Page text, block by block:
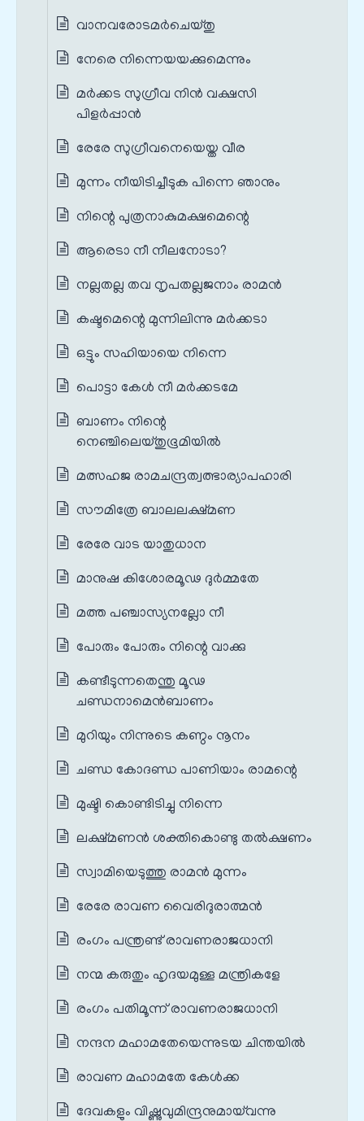
വാനവരോടമര്‍ചെയ്തു
നേരെ നിന്നെയയക്കുമെന്നും
മര്‍ക്കട സുഗ്രീവ നിൻ വക്ഷസി
പിളര്‍പ്പാൻ
രേരേ സുഗ്രീവനെയെയ്ത വീര
മുന്നം നീയിടിച്ചീടുക പിന്നെ ഞാനും
നിന്റെ പുത്രനാകുമക്ഷമെന്റെ
ആരെടാ നീ നീലനോടാ?
നല്ലതല്ല തവ നൃപതല്ലജനാം രാമന്‍
കഷ്ടമെന്റെ മുന്നിലിന്നു മര്‍ക്കടാ
ഒട്ടും സഹിയായെ നിന്നെ
പൊട്ടാ കേൾ നീ മര്‍ക്കടമേ
ബാണം നിന്റെ
നെഞ്ചിലെയ്തുഭൂമിയില്‍
മത്സഹജ രാമചന്ദ്രത്വത്ഭാര്യാപഹാരി
സൗമിത്രേ ബാലലക്ഷ്മണ
രേരേ വാട യാതുധാന
മാനുഷ കിശോരമൂഢ ദുര്‍മ്മതേ
മത്ത പഞ്ചാസ്യനല്ലോ നീ
പോരും പോരും നിന്റെ വാക്കു
കണ്ടീടുന്നതെന്തു മൂഢ
ചണ്ഡനാമെന്‍ബാണം
മുറിയും നിന്നുടെ കണ്ഠം നൂനം
ചണ്ഡ കോദണ്ഡ പാണിയാം രാമന്റെ
മുഷ്ടി കൊണ്ടിടിച്ചു നിന്നെ
ലക്ഷ്മണൻ ശക്തികൊണ്ടു തൽക്ഷണം
സ്വാമിയെടുത്തു രാമൻ മുന്നം
രേരേ രാവണ വൈരിദുരാത്മൻ
രംഗം പന്ത്രണ്ട് രാവണരാജധാനി
നന്മ കരുതും ഹൃദയമുള്ള മന്ത്രികളേ
രംഗം പതിമൂന്ന് രാവണരാജധാനി
നന്ദന മഹാമതേയെന്നുടയ ചിന്തയിൽ
രാവണ മഹാമതേ കേൾക്ക
ദേവകളും വിഷ്ണുവുമിന്ദ്രനുമായ്‌വന്നു